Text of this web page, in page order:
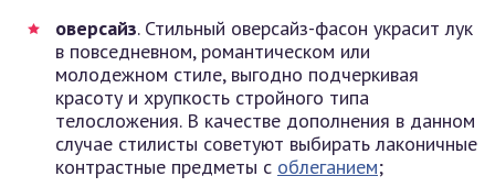
оверсайз. Стильный оверсайз-фасон украсит лук
в повседневном, романтическом или
молодежном стиле, выгодно подчеркивая
красоту и хрупкость стройного типа
телосложения. В качестве дополнения в данном
случае стилисты советуют выбирать лаконичные
контрастные предметы с облеганием;